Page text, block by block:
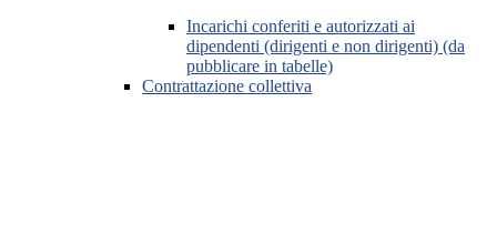
Incarichi conferiti e autorizzati ai
dipendenti (dirigenti e non dirigenti) (da
pubblicare in tabelle)
Contrattazione collettiva